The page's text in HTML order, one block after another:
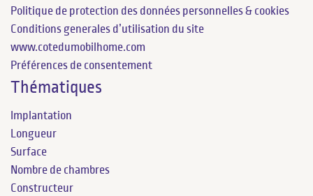
Politique de protection des données personnelles & cookies
Conditions generales d’utilisation du site
www.cotedumobilhome.com
Préférences de consentement
Thématiques
Implantation
Longueur
Surface
Nombre de chambres
Constructeur